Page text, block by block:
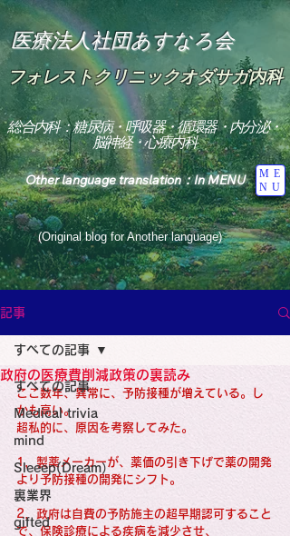
医療法人社団あすなろ会
フォレストクリニックオダサガ内科
Other language translation：In MENU
ME
NU
総合内科：糖尿病・呼吸器・循環器・内分泌・
脳神経・心療内科
(Original blog for Another language)
Heavens: Beyond the Universe: The World
the God of Light Resides"
尿病
経内科専門医
尿病
Wide Blog
性診療
Religion
記事
すべての記事
Medical trivia
mind
Sleeep(Dream）
裏業界
gifted
すべての記事
政府の医療費削減政策の裏読み
ここ数年、異常に、予防接種が増えている。し
かも高い。
超私的に、原因を考察してみた。
1，製薬メーカーが、薬価の引き下げで薬の開発
より予防接種の開発にシフト。
2，政府は自費の予防施主の超早期認可すること
で、保険診療による疾病を減少させ、